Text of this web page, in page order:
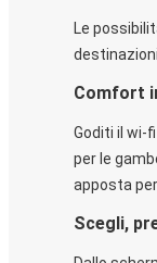
Le
Comfort
Goditi il wi-
per le
apposta
Scegli,